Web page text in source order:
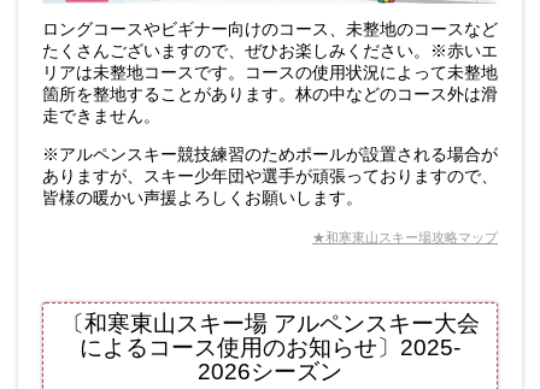
ロングコースやビギナー向けのコース、未整地のコースなど
たくさんございますので、ぜひお楽しみください。※赤いエ
リアは未整地コースです。コースの使用状況によって未整地
箇所を整地することがあります。林の中などのコース外は滑
走できません。
※アルペンスキー競技練習のためポールが設置される場合が
ありますが、スキー少年団や選手が頑張っておりますので、
皆様の暖かい声援よろしくお願いします。
★和寒東山スキー場攻略マップ
〔和寒東山スキー場 アルペンスキー大会
によるコース使用のお知らせ〕2025-
2026シーズン